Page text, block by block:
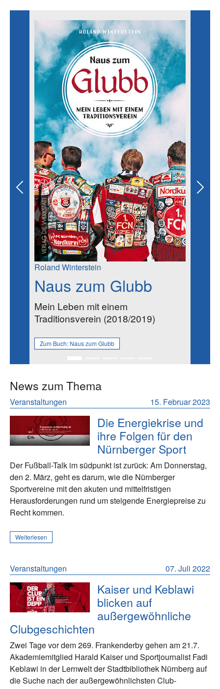
Roland Winterstein
Naus zum Glubb
Mein Leben mit einem
Traditionsverein (2018/2019)
Zum Buch: Naus zum Glubb
Previous Next
News zum Thema
15. Februar 2023
Veranstaltungen
Die Energiekrise und
ihre Folgen für den
Nürnberger Sport
Der Fußball-Talk im südpunkt ist zurück: Am Donnerstag,
den 2. März, geht es darum, wie die Nürnberger
Sportvereine mit den akuten und mittelfristigen
Herausforderungen rund um steigende Energiepreise zu
Recht kommen.
Weiterlesen
07. Juli 2022
Veranstaltungen
Kaiser und Keblawi
blicken auf
außergewöhnliche
Clubgeschichten
Zwei Tage vor dem 269. Frankenderby gehen am 21.7.
Akademiemitglied Harald Kaiser und Sportjournalist Fadi
Keblawi in der Lernwelt der Stadtbibliothek Nürnberg auf
die Suche nach der außergewöhnlichsten Club-